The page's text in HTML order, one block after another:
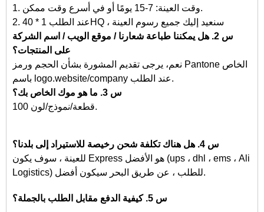
1. وقت العينة: 7-15 يومًا أو في أسرع وقت ممكن.
2. عند الطلب 1 * 40HQ ، سنعيد إليك جميع رسوم العينة
س 2. هل يمكننا طباعة شعارنا / موقع الويب / اسم الشركة
على المنتجات؟
نعم، يرجى تقديم المشورة بشأن الحجم ورمز Pantone الخاص
باسم logo.website/company عند الطلب.
س 3. ما هو موك الخاص بك؟
100 قطعة/نموذج/لون.
س 4. هل هناك تكلفة شحن رخيصة للاستيراد إلى بلدنا؟
للعينة ، سوف يكون Express هو الأفضل (ups ، dhl ، ems ، Ali
Logistics) للطلب ، عن طريق البحر سيكون أفضل.
س 5. كيفية الدفع مقابل الطلب بالجملة؟